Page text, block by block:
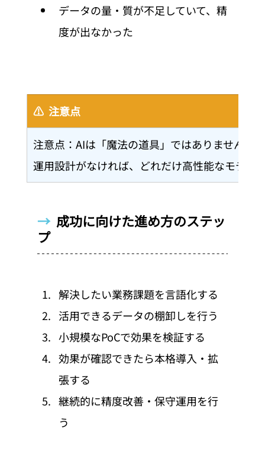
データの量・質が不足していて、精
度が出なかった
⚠️  注意点
注意点：AIは「魔法の道具」ではありません。
運用設計がなければ、どれだけ高性能なモデル
→ 成功に向けた進め方のステッ
プ
解決したい業務課題を言語化する
活用できるデータの棚卸しを行う
小規模なPoCで効果を検証する
効果が確認できたら本格導入・拡
張する
継続的に精度改善・保守運用を行
う